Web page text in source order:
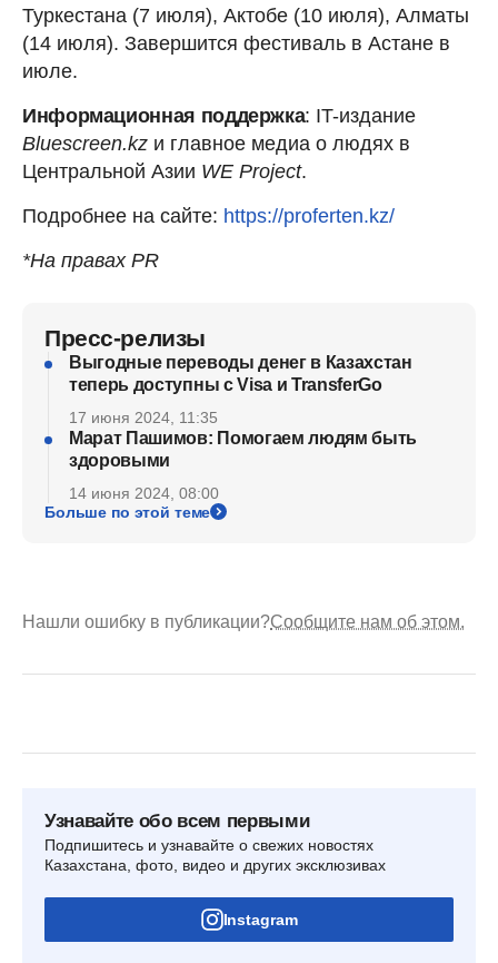
Туркестана (7 июля), Актобе (10 июля), Алматы
(14 июля). Завершится фестиваль в Астане в
июле.
Информационная поддержка: IT-издание
Bluescreen.kz и главное медиа о людях в
Центральной Азии WE Project.
Подробнее на сайте: https://proferten.kz/
*На правах PR
Пресс-релизы
Выгодные переводы денег в Казахстан
теперь доступны с Visa и TransferGo
17 июня 2024, 11:35
Марат Пашимов: Помогаем людям быть
здоровыми
14 июня 2024, 08:00
Больше по этой теме
Нашли ошибку в публикации?Сообщите нам об этом.
Узнавайте обо всем первыми
Подпишитесь и узнавайте о свежих новостях
Казахстана, фото, видео и других эксклюзивах
Instagram